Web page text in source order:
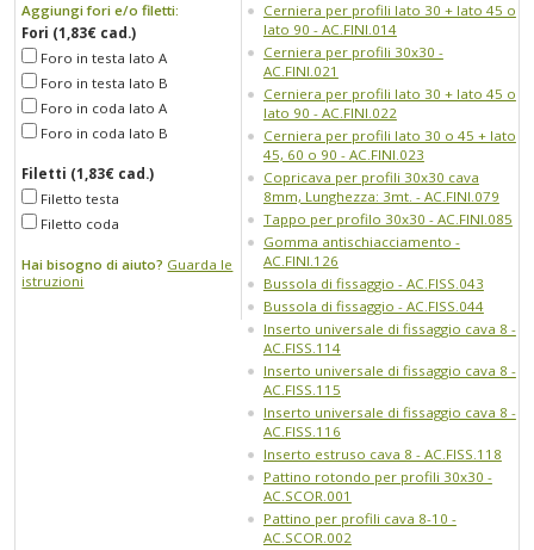
Aggiungi fori e/o filetti:
Fori (1,83€ cad.)
Foro in testa lato A
Foro in testa lato B
Foro in coda lato A
Foro in coda lato B
Filetti (1,83€ cad.)
Filetto testa
Filetto coda
Hai bisogno di aiuto? Guarda le
istruzioni
Cerniera per profili lato 30 + lato 45 o
lato 90 - AC.FINI.014
Cerniera per profili 30x30 -
AC.FINI.021
Cerniera per profili lato 30 + lato 45 o
lato 90 - AC.FINI.022
Cerniera per profili lato 30 o 45 + lato
45, 60 o 90 - AC.FINI.023
Copricava per profili 30x30 cava
8mm, Lunghezza: 3mt. - AC.FINI.079
Tappo per profilo 30x30 - AC.FINI.085
Gomma antischiacciamento -
AC.FINI.126
Bussola di fissaggio - AC.FISS.043
Bussola di fissaggio - AC.FISS.044
Inserto universale di fissaggio cava 8 -
AC.FISS.114
Inserto universale di fissaggio cava 8 -
AC.FISS.115
Inserto universale di fissaggio cava 8 -
AC.FISS.116
Inserto estruso cava 8 - AC.FISS.118
Pattino rotondo per profili 30x30 -
AC.SCOR.001
Pattino per profili cava 8-10 -
AC.SCOR.002